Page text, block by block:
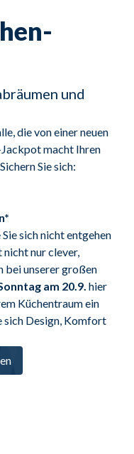
und
die von einer neuen
macht Ihren
Sie sich:
sich nicht entgehen
nur clever,
am 20.9. hier
Küchentraum ein
sich Design, Komfort